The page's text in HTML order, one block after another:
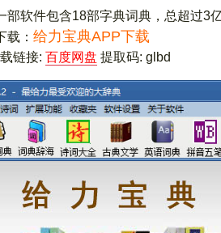
部软件包含18部字典词典，总超过3
载： 给力宝典APP下载
链接: 百度网盘 提取码: glbd